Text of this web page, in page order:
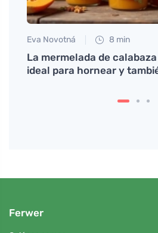
Eva Novotná 8 min
La mermelada de
ideal para hornear y
Ferwer